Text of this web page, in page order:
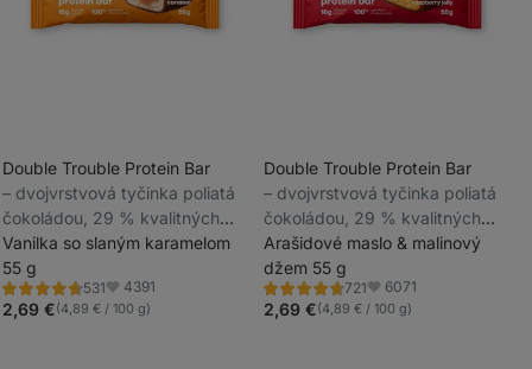
Double Trouble Protein Bar
⁠–⁠ dvojvrstvová tyčinka poliatá
čokoládou, 29 % kvalitných
bielkovín, bez konzervantov a
farbív
Vanilka so slaným karamelom
55 g
531
Hodnotenie
4.7/5,
531
Obľúbené
4391
2,69 €(4,89 € / 100 g)
Double Trouble Protein Bar
⁠–⁠ dvojvrstvová tyčinka poliatá
čokoládou, 29 % kvalitných
bielkovín, bez konzervantov a
farbív
Arašidové maslo & malinový
džem 55 g
721
Hodnotenie
4.7/5,
721
Obľúbené
6071
2,69 €(4,89 € / 100 g)